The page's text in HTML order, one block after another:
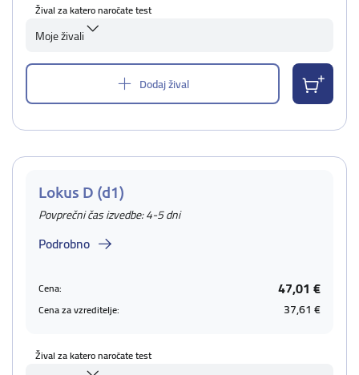
Žival za katero naročate test
Moje živali
Dodaj žival
Lokus D (d1)
Povprečni čas izvedbe: 4-5 dni
Podrobno
Cena: 47,01 €
Cena za vzreditelje: 37,61 €
Žival za katero naročate test